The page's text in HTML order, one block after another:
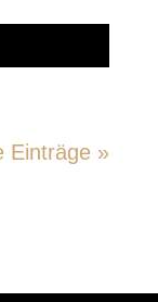
Einträge »